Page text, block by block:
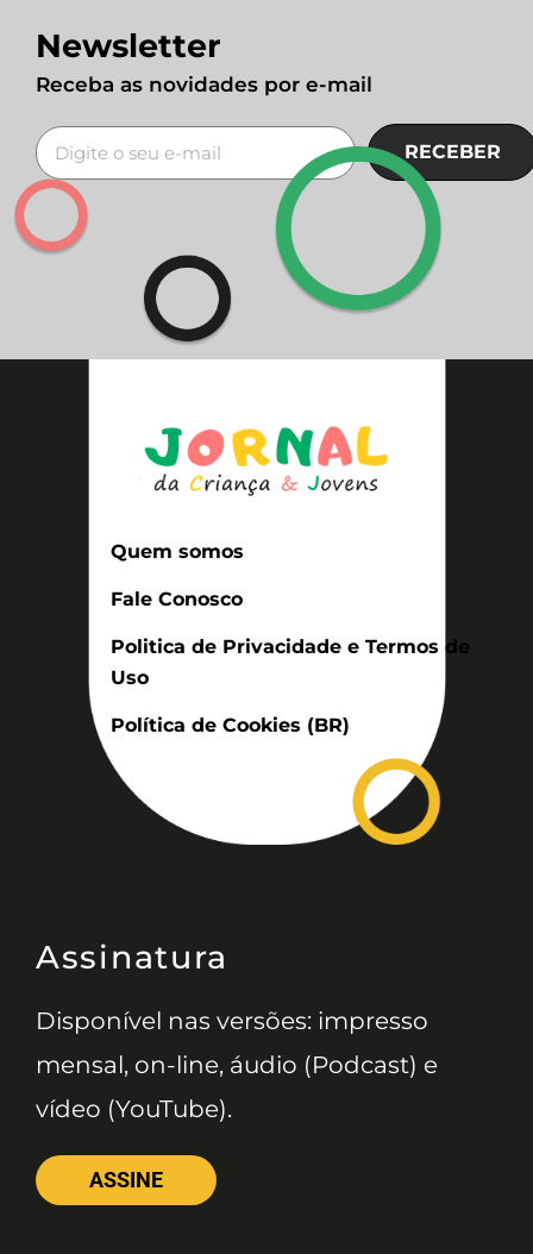
Newsletter
Receba as novidades por e-mail
RECEBER
Quem somos
Fale Conosco
Politica de Privacidade e Termos de
Uso
Política de Cookies (BR)
Assinatura
Disponível nas versões: impresso
mensal, on-line, áudio (Podcast) e
vídeo (YouTube).
ASSINE